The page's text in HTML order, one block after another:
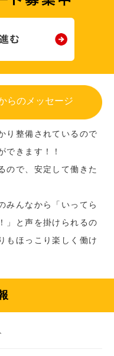
らのメッセージ
り整備されているので
できます！！
ので、安定して働きた
みんなから「いってら
」と声を掛けられるの
もほっこり楽しく働け